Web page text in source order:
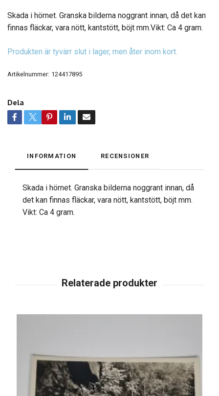
Skada i hörnet. Granska bilderna noggrant innan, då det kan
finnas fläckar, vara nött, kantstött, böjt mm.Vikt: Ca 4 gram.
Produkten är tyvärr slut i lager, men åter inom kort.
Artikelnummer: 124417895
Dela
INFORMATION RECENSIONER
Skada i hörnet. Granska bilderna noggrant innan, då
det kan finnas fläckar, vara nött, kantstött, böjt mm.
Vikt: Ca 4 gram.